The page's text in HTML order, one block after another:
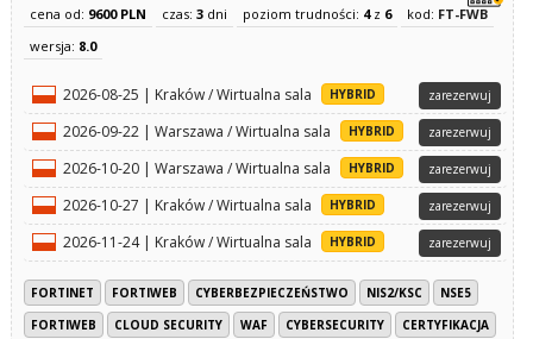
cena od: 9600 PLN czas: 3dni poziom trudności: 4z 6 kod: FT-FWB
wersja: 8.0
2026-08-25 | Kraków / Wirtualna sala HYBRID zarezerwuj
2026-09-22 | Warszawa / Wirtualna sala HYBRID zarezerwuj
2026-10-20 | Warszawa / Wirtualna sala HYBRID zarezerwuj
2026-10-27 | Kraków / Wirtualna sala HYBRID zarezerwuj
2026-11-24 | Kraków / Wirtualna sala HYBRID zarezerwuj
FORTINET FORTIWEB CYBERBEZPIECZEŃSTWO NIS2/KSC
NSE5
FORTIWEB
CLOUD SECURITY WAF CYBERSECURITY
CERTYFIKACJA